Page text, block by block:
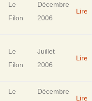
Le
Filon
Décembre
2006
Lire
Le
Filon
Juillet
2006
Lire
Le
Décembre
Lire